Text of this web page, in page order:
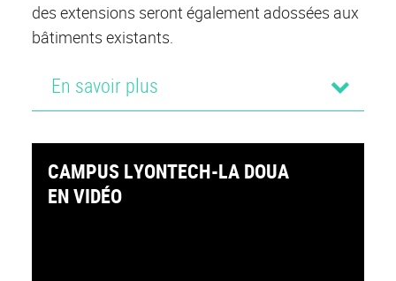
des extensions seront également adossées aux
bâtiments existants.
En savoir plus
CAMPUS LYONTECH-LA DOUA
EN VIDÉO